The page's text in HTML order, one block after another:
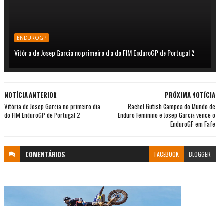
ENDUROGP
Vitória de Josep Garcia no primeiro dia do FIM EnduroGP de Portugal 2
PRÓXIMA NOTÍCIA
Rachel Gutish Campeã do Mundo de
Enduro Feminino e Josep Garcia vence o
EnduroGP em Fafe
NOTÍCIA ANTERIOR
Vitória de Josep Garcia no primeiro dia
do FIM EnduroGP de Portugal 2
COMENTÁRIOS FACEBOOK BLOGGER